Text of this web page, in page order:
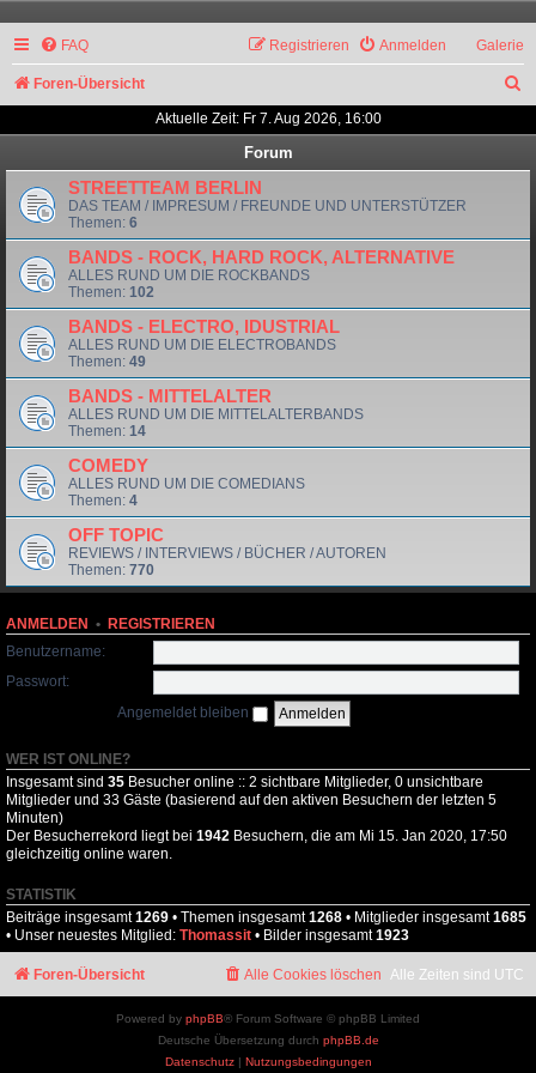
Galerie
FAQ Anmelden
Registrieren
Foren-Übersicht
h
Aktuelle Zeit: Fr 7. Aug 2026, 16:00
Forum
STREETTEAM BERLIN
DAS TEAM / IMPRESUM / FREUNDE UND UNTERSTÜTZER
Themen: 6
BANDS - ROCK, HARD ROCK, ALTERNATIVE
ALLES RUND UM DIE ROCKBANDS
Themen: 102
BANDS - ELECTRO, IDUSTRIAL
ALLES RUND UM DIE ELECTROBANDS
Themen: 49
BANDS - MITTELALTER
ALLES RUND UM DIE MITTELALTERBANDS
Themen: 14
COMEDY
ALLES RUND UM DIE COMEDIANS
Themen: 4
OFF TOPIC
REVIEWS / INTERVIEWS / BÜCHER / AUTOREN
Themen: 770
ANMELDEN • REGISTRIEREN
Benutzername:
Passwort:
Angemeldet bleiben
WER IST ONLINE?
Insgesamt sind 35 Besucher online :: 2 sichtbare Mitglieder, 0 unsichtbare
Mitglieder und 33 Gäste (basierend auf den aktiven Besuchern der letzten 5
Minuten)
Der Besucherrekord liegt bei 1942 Besuchern, die am Mi 15. Jan 2020, 17:50
gleichzeitig online waren.
STATISTIK
Beiträge insgesamt1269 • Themen insgesamt1268 • Mitglieder insgesamt1685
• Unser neuestes Mitglied: Thomassit • Bilder insgesamt1923
Foren-Übersicht Alle Zeiten sind UTC
Alle Cookies löschen
Powered by phpBB® Forum Software © phpBB Limited
Deutsche Übersetzung durch phpBB.de
Datenschutz| Nutzungsbedingungen